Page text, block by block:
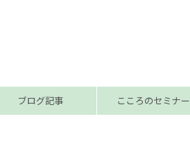
ブログ記事 こころのセミナー